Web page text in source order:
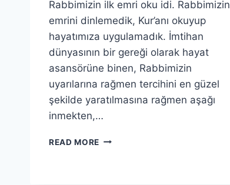
Rabbimizin ilk emri oku idi. Rabbimizin
emrini dinlemedik, Kur’anı okuyup
hayatımıza uygulamadık. İmtihan
dünyasının bir gereği olarak hayat
asansörüne binen, Rabbimizin
uyarılarına rağmen tercihini en güzel
şekilde yaratılmasına rağmen aşağı
inmekten,…
READ MORE TİN